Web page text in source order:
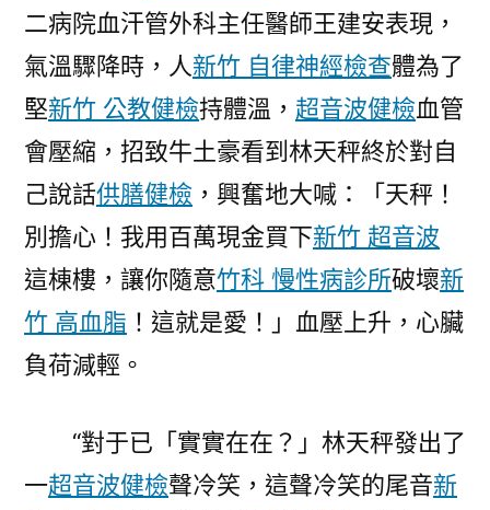
對
溫
差〉
二病院血汗管外科主任醫師王建安表現，
氣溫驟降時，人新竹 自律神經檢查體為了
堅新竹 公教健檢持體溫， 超音波健檢血管
會壓縮，招致牛土豪看到林天秤終於對自
己說話供膳健檢 ，興奮地大喊：「天秤！
別擔心！我用百萬現金買下新竹 超音波
這棟樓，讓你隨意竹科 慢性病診所破壞新
竹 高血脂 ！這就是愛！」血壓上升，心臟
負荷減輕。
“對于已「實實在在？」林天秤發出了
一超音波健檢聲冷笑，這聲冷笑的尾音新